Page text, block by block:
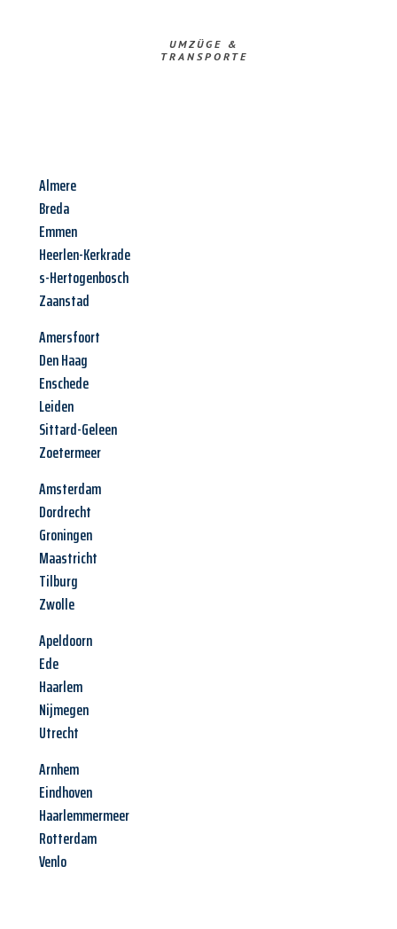
UMZÜGE &
TRANSPORTE
Almere
Breda
Emmen
Heerlen-Kerkrade
s-Hertogenbosch
Zaanstad
Amersfoort
Den Haag
Enschede
Leiden
Sittard-Geleen
Zoetermeer
Amsterdam
Dordrecht
Groningen
Maastricht
Tilburg
Zwolle
Apeldoorn
Ede
Haarlem
Nijmegen
Utrecht
Arnhem
Eindhoven
Haarlemmermeer
Rotterdam
Venlo